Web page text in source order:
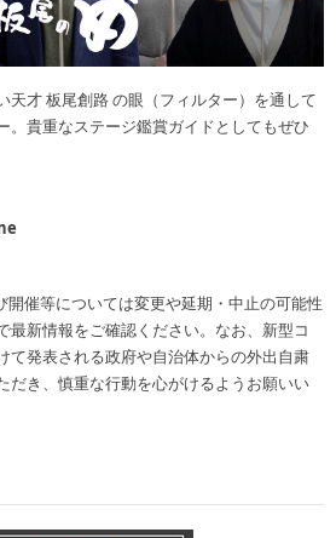
天才 板尾創路 の眼（フィルター）を通して
。貴重なステージ鑑賞ガイドとしてもぜひ
催等については変更や延期・中止の可能性
最新情報をご確認ください。なお、新型コ
て発表される政府や自治体からの外出自粛
だき、慎重な行動を心がけるようお願いい